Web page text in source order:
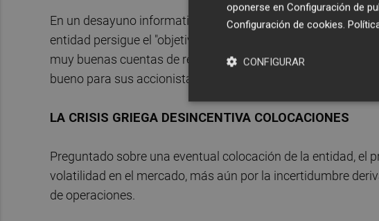
En un desayuno informativo organizado por Aragonex,
entidad persigue el "objetivo" de devolver estas ayudas
muy buenas cuentas de resultados", ha indicado, para
bueno para sus accionistas".
LA CRISIS GRIEGA DESINCENTIVA COLOCACIONES
Preguntado sobre una eventual colocación de la entidad, el
volatilidad en el mercado, más aún por la incertidumbre
de operaciones.
oponerse en Configuración de
Configuración de cookies.
CONFIGURAR